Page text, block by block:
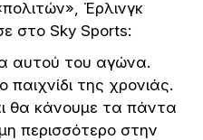
Έρλινγκ
στο Sky Sports:
αυτού του αγώνα.
παιχνίδι της χρονιάς.
θα κάνουμε τα πάντα
περισσότερο στην